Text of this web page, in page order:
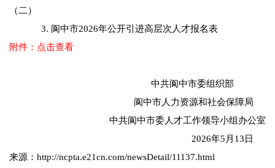
（二）
3. 阆中市2026年公开引进高层次人才报名表
附件：点击查看
中共阆中市委组织部
阆中市人力资源和社会保障局
中共阆中市委人才工作领导小组办公室
2026年5月13日
来源：http://ncpta.e21cn.com/newsDetail/11137.html